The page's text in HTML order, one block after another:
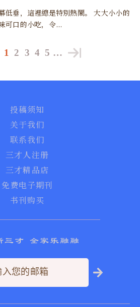
可口的小吃，令...
1 2 3 4 5 …
投稿须知
关于我们
联系我们
三才人注册
三才精品店
免费电子期刊
书刊购买
三才 全家乐融融